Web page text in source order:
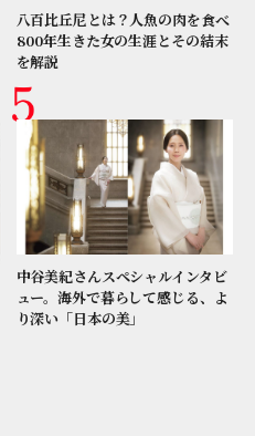
八百比丘尼とは？人魚の肉を食べ
800年生きた女の生涯とその結末
を解説
中谷美紀さんスペシャルインタビ
ュー。海外で暮らして感じる、よ
り深い「日本の美」